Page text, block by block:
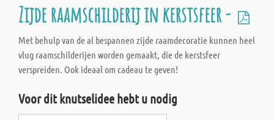
Zijde raamschilderij in kerstsfeer -
Met behulp van de al bespannen zijde raamdecoratie kunnen heel
vlug raamschilderijen worden gemaakt, die de kerstsfeer
verspreiden. Ook ideaal om cadeau te geven!
Voor dit knutselidee hebt u nodig